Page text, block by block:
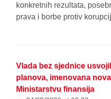
konkretnih rezultata,
prava i borbe protiv
Vlada bez sjednice
planova, imenovana
Ministarstvu finansija